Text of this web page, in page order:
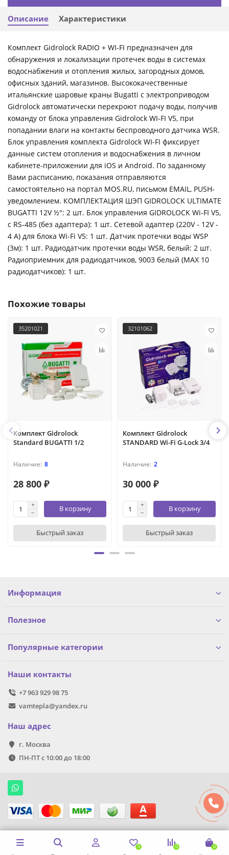
Описание Характеристики
Комплект Gidrolock RADIO + WI-FI предназначен для
обнаружения и локализации протечек воды в системах
водоснабжения и отопления жилых, загородных домов,
офисных зданий, магазинов. Высококачественные
итальянские шаровые краны Bugatti с электроприводом
Gidrolock автоматически перекроют подачу воды, получив
команду от блока управления Gidrolock WI-FI V5, при
попадании влаги на контакты беспроводного датчика WSR.
Блок управления комплекта Gidrolock WI-FI фиксирует
данные систем отопления и водоснабжения в личном
кабинете-приложении для iOS и Android. По заданному
Вами расписанию, показания отправляются
самостоятельно на портал MOS.RU, письмом EMAIL, PUSH-
уведомлением. КОМПЛЕКТАЦИЯ ШЭП GIDROLOCK ULTIMATE
BUGATTI 12V ½": 2 шт. Блок управления GIDROLOCK Wi-FI V5,
с RS-485 (без адаптера): 1 шт. Сетевой адаптер (220V - 12V -
4 A) для блока Wi-Fi V5: 1 шт. Датчик протечки воды WSР
(3м): 1 шт. Радиодатчик протечки воды WSR, белый: 2 шт.
Радиоприемник для радиодатчиков, 9003 белый (MAX 10
радиодатчиков): 1 шт.
Похожие товары
35201021
Комплект Gidrоlock
Standard BUGATTI 1/2
8
28 800 ₽
В корзину
Быстрый заказ
32101062
Комплект Gidrolock
STANDARD Wi-Fi G-Lock 3/4
2
30 000 ₽
В корзину
Быстрый заказ
Информация
Полезное
Популярные категории
Наши контакты
+7 963 929 98 75
vamtepla@yandex.ru
Наш адрес
г. Москва
ПН-ПТ с 10:00 до 18:00
0
0
0